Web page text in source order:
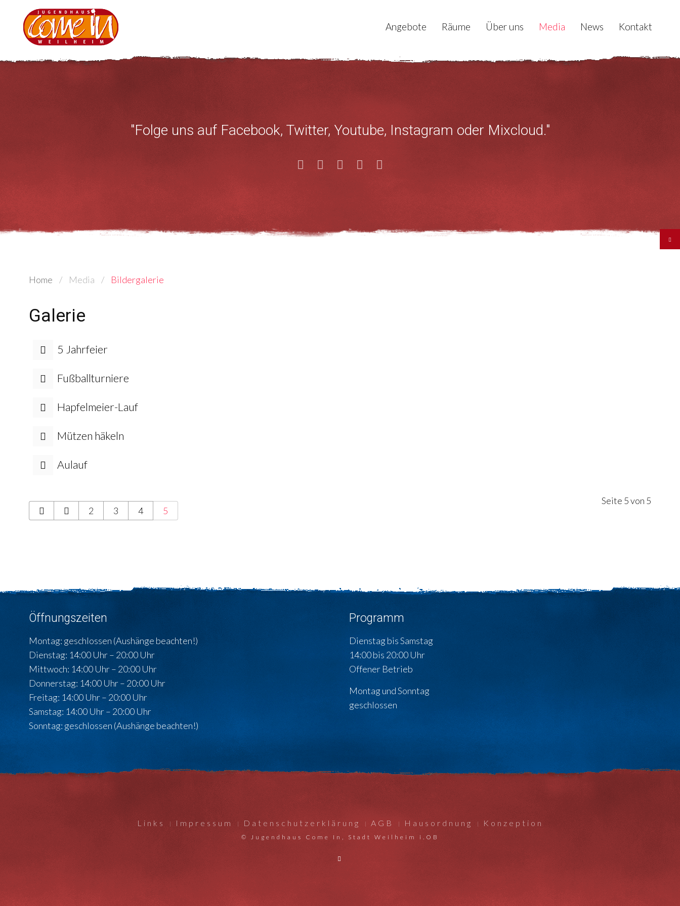
Angebote Räume Über uns Media News Kontakt
"Folge uns auf Facebook, Twitter, Youtube, Instagram oder Mixcloud."
Home Media Bildergalerie
Galerie
5 Jahrfeier
Fußballturniere
Hapfelmeier-Lauf
Mützen häkeln
Aulauf
Seite 5 von 5
2
3 4 5
Öffnungszeiten
Montag: geschlossen (Aushänge beachten!)
Dienstag: 14:00 Uhr – 20:00 Uhr
Mittwoch: 14:00 Uhr – 20:00 Uhr
Donnerstag: 14:00 Uhr – 20:00 Uhr
Freitag: 14:00 Uhr – 20:00 Uhr
Samstag: 14:00 Uhr – 20:00 Uhr
Sonntag: geschlossen (Aushänge beachten!)
Programm
Dienstag bis Samstag
14:00 bis 20:00 Uhr
Offener Betrieb
Montag und Sonntag
geschlossen
Links Impressum Datenschutzerklärung AGB Hausordnung Konzeption
© Jugendhaus Come In, Stadt Weilheim i.OB